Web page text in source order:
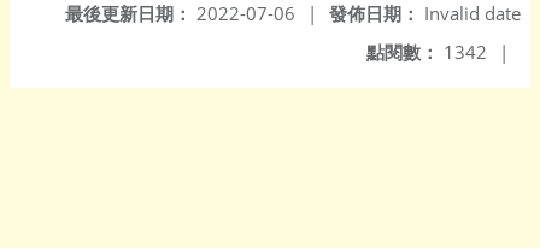
發佈日期： Invalid date
最後更新日期： 2022-07-06
|
點閱數： 1342 |